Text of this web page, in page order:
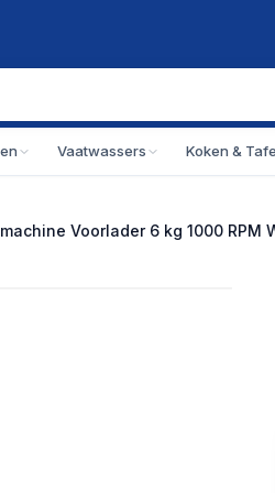
Vaatwassers Koken &
Voorlader 6 kg 1000 RPM